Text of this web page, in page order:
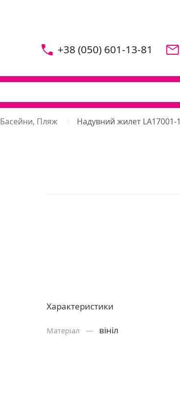
+38 (050) 601-13-81
Басейни, Пляж Надувний жилет LA17001-1
Характеристики
Матерiал — вініл